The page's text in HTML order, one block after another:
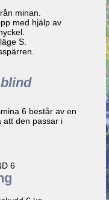
minan.
med hjälp av
S.
6 består av en
att den passar i
6